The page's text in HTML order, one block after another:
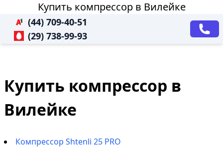
Купить компрессор в Вилейке
(44) 709-40-51
(29) 738-99-93
Купить компрессор в
Вилейке
Компрессор Shtenli 25 PRO